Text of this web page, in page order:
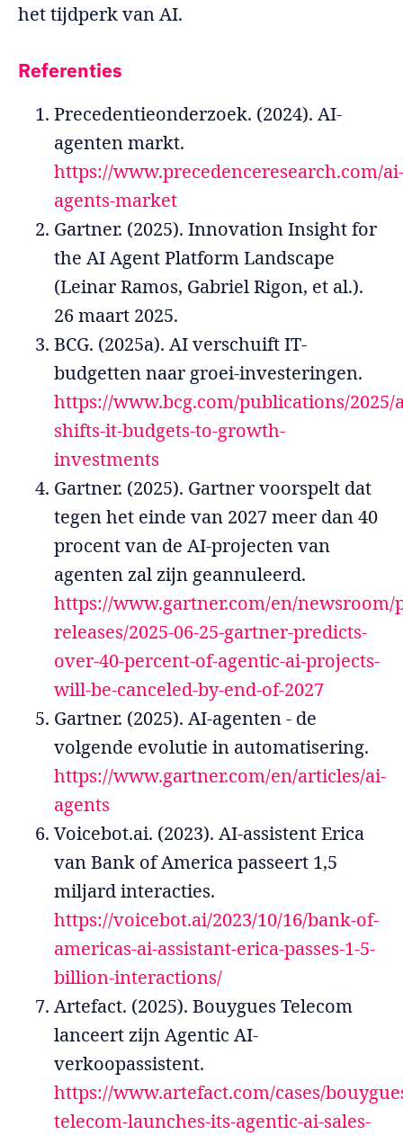
het tijdperk van AI.
Referenties
Precedentieonderzoek. (2024). AI-
agenten markt.
https://www.precedenceresearch.com/
agents-market
Gartner. (2025). Innovation Insight for
the AI Agent Platform Landscape
(Leinar Ramos, Gabriel Rigon, et al.).
26 maart 2025.
BCG. (2025a). AI verschuift IT-
budgetten naar groei-investeringen.
https://www.bcg.com/publications/2025/
shifts-it-budgets-to-growth-
investments
Gartner. (2025). Gartner voorspelt dat
tegen het einde van 2027 meer dan 40
procent van de AI-projecten van
agenten zal zijn geannuleerd.
https://www.gartner.com/en/newsroom/
releases/2025-06-25-gartner-predicts-
over-40-percent-of-agentic-ai-projects-
will-be-canceled-by-end-of-2027
Gartner. (2025). AI-agenten - de
volgende evolutie in automatisering.
https://www.gartner.com/en/articles/ai-
agents
Voicebot.ai. (2023). AI-assistent Erica
van Bank of America passeert 1,5
miljard interacties.
https://voicebot.ai/2023/10/16/bank-of-
americas-ai-assistant-erica-passes-1-5-
billion-interactions/
Artefact. (2025). Bouygues Telecom
lanceert zijn Agentic AI-
verkoopassistent.
https://www.artefact.com/cases/
telecom-launches-its-agentic-ai-sales-